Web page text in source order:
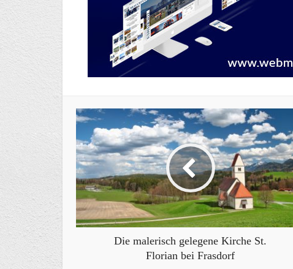
Die malerisch gelegene Kirche St.
Florian bei Frasdorf